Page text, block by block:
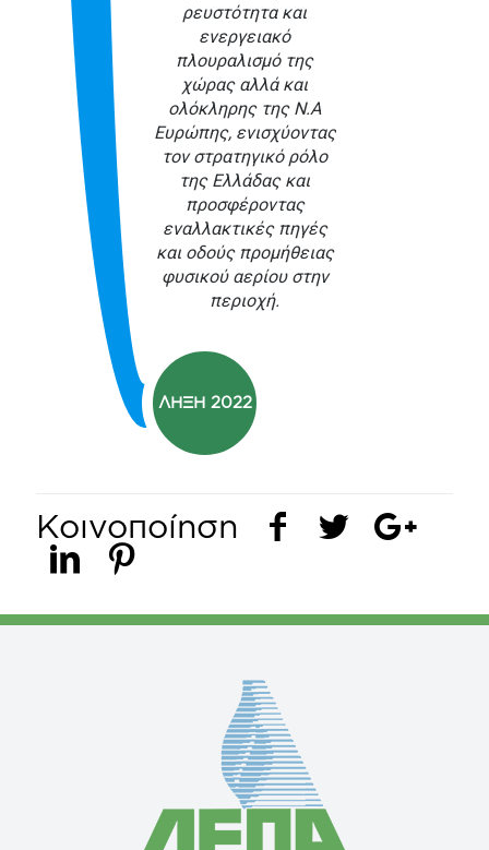
ΛΗΞΗ 2022
ρευστότητα και
ενεργειακό
πλουραλισμό της
χώρας αλλά και
ολόκληρης της Ν.Α
Ευρώπης, ενισχύοντας
τον στρατηγικό ρόλο
της Ελλάδας και
προσφέροντας
εναλλακτικές πηγές
και οδούς προμήθειας
φυσικού αερίου στην
περιοχή.
Κοινοποίηση